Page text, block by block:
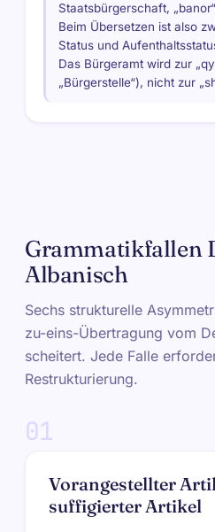
Staatsbürgerschaft,
Beim Übersetzen ist also
Status und
Das Bürgeramt wird zur
„Bürgerstelle“), nicht zur
Grammatikfallen
Albanisch
Sechs strukturelle
zu-eins-Übertragung vom
scheitert. Jede Falle
Restrukturierung.
01
Vorangestellter
suffigierter Artikel